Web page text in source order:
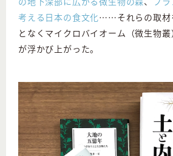
考える日本の食文化……それらの取材
となくマイクロバイオーム（微生物
が浮かび上がった。